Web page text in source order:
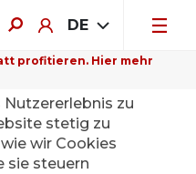
DE
profitieren. Hier mehr
wir
zu
stetig zu
wir Cookies
sie steuern